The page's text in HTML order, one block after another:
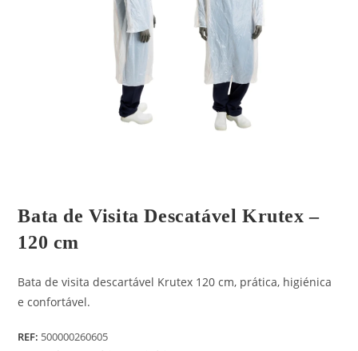
Bata de Visita Descatável Krutex –
120 cm
Bata de visita descartável Krutex 120 cm, prática, higiénica
e confortável.
REF: 500000260605